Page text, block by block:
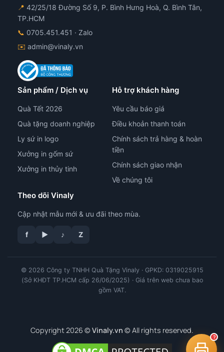
sản
📍 42/25/18 Đường Số 9, P. Bình Hưng Hoà, Q. Bình Tân,
TP.HCM
📞 0705.451.451 · Zalo
✉️ admin@vinaly.vn
Sản phẩm / Dịch vụ
Quà Tết 2026
Quà tặng doanh nghiệp
Ly sứ in logo
Xưởng in gốm sứ
Xưởng in thủy tinh
Hỗ trợ khách hàng
Yêu cầu báo giá
Điều khoản thanh toán
Chính sách trả hàng & hoàn
tiền
Chính sách giao nhận
Về chúng tôi
Theo dõi Vinaly
Cập nhật mẫu mới & ưu đãi theo mùa.
f ▶ ♪ Z
© 2026 Công ty TNHH Quà Tặng Vinaly · GPKD: 0319025915
(Sở KHĐT TP.HCM cấp 26/06/2025) · Giá trên web chưa bao
gồm VAT.
Copyright 2026 © Vinaly.vn © All rights reserved.
?